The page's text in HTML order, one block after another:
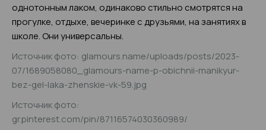
однотонным лаком, одинаково стильно смотрятся на
прогулке, отдыхе, вечеринке с друзьями, на занятиях в
школе. Они универсальны.
Источник фото: glamours.name/uploads/posts/2023-
07/1689058080_glamours-name-p-obichnii-manikyur-
bez-gel-laka-zhenskie-vk-59.jpg
Источник фото:
gr.pinterest.com/pin/87116574030360989/